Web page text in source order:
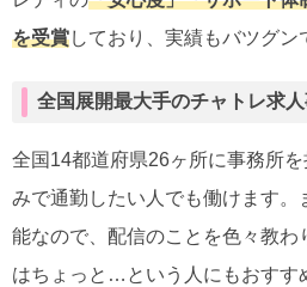
を受賞しており、実績もバツグン
全国展開最大手のチャトレ求
全国14都道府県26ヶ所に事務所
みで通勤したい人でも働けます。
能なので、配信のことを色々教わ
はちょっと…という人にもおすす